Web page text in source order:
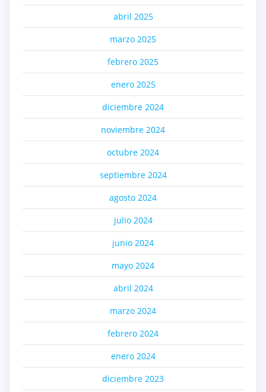
abril 2025
marzo 2025
febrero 2025
enero 2025
diciembre 2024
noviembre 2024
octubre 2024
septiembre 2024
agosto 2024
julio 2024
junio 2024
mayo 2024
abril 2024
marzo 2024
febrero 2024
enero 2024
diciembre 2023